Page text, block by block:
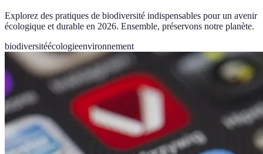
Explorez des pratiques de biodiversité indispensables pour un avenir
écologique et durable en 2026. Ensemble, préservons notre planète.
biodiversitéécologieenvironnement